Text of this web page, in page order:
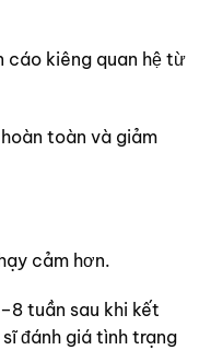
cáo kiêng quan hệ từ
toàn và giảm
cảm hơn.
tuần sau khi kết
đánh giá tình trạng